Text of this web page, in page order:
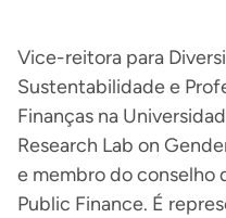
Vice-reitora para
Sustentabilidade e
Finanças na
Research Lab on
e membro do
Public Finance. É